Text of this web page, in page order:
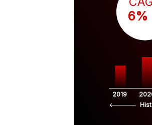
2019
6%